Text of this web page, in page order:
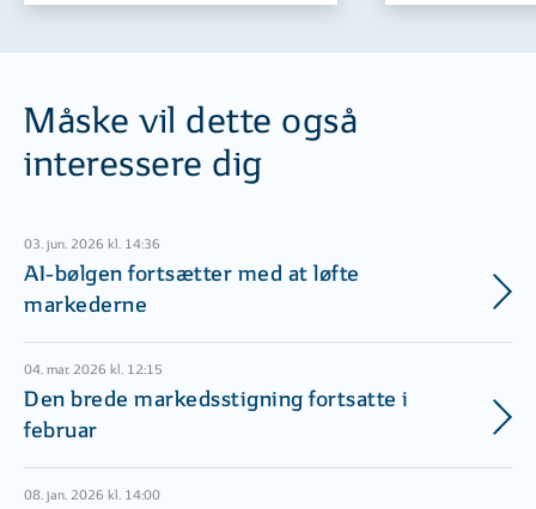
Måske vil dette også
interessere dig
03. jun. 2026 kl. 14:36
AI-bølgen fortsætter med at løfte
markederne
04. mar. 2026 kl. 12:15
Den brede markedsstigning fortsatte i
februar
08. jan. 2026 kl. 14:00